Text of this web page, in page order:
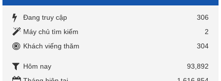
Đang truy cập
306
Máy chủ tìm kiếm
2
Khách viếng thăm
304
Hôm nay
93,892